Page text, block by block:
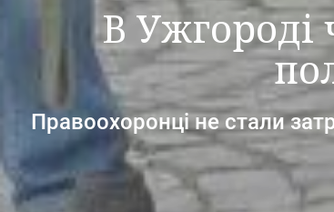
В Ужгороді
Правоохоронці не стали